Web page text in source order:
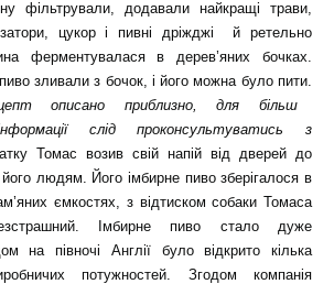
фільтрували, додавали найкращі трави,
цукор і пивні дріжджі й ретельно
ферментувалася в дерев’яних бочках.
зливали з бочок, і його можна було пити.
описано приблизно, для більш
слід проконсультуватись з
Томас возив свій напій від дверей до
людям. Його імбирне пиво зберігалося в
ємкостях, з відтиском собаки Томаса
Імбирне пиво стало дуже
на півночі Англії було відкрито кілька
потужностей. Згодом компанія